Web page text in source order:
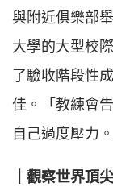
與附近俱樂部
大學的大型校
了驗收階段性
佳。「教練會
自己過度壓力。
｜觀察世界頂